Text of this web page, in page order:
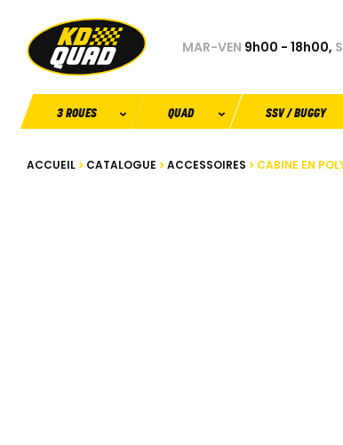
MAR-VEN 9h00 - 18h00,
3 ROUES QUAD SSV / BUGGY
ACCUEIL CATALOGUE ACCESSOIRES CABINE EN